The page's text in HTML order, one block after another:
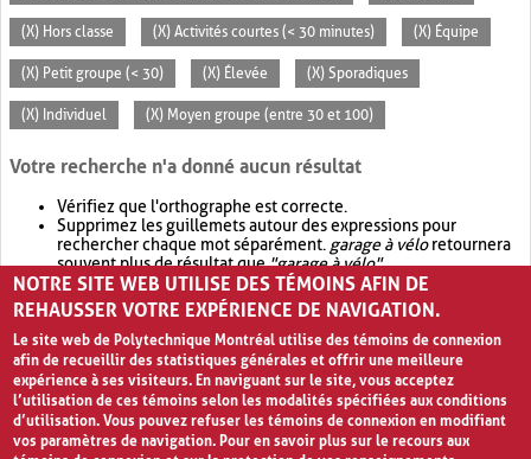
(X) Hors classe (X) Activités courtes (< 30 minutes) (X) Équipe
(X) Petit groupe (< 30) (X) Élevée (X) Sporadiques
(X) Individuel (X) Moyen groupe (entre 30 et 100)
Votre recherche n'a donné aucun résultat
Vérifiez que l'orthographe est correcte.
Supprimez les guillemets autour des expressions pour
rechercher chaque mot séparément. garage à véloretournera
souvent plus de résultat que"garage à vélo".
Envisagez d'élargir votre recherche avec OR.garage OR vélo
retournera souvent plus de résultat quegarage à vélo
NOTRE SITE WEB UTILISE DES TÉMOINS AFIN DE
REHAUSSER VOTRE EXPÉRIENCE DE NAVIGATION.
Le site web de Polytechnique Montréal utilise des témoins de connexion
afin de recueillir des statistiques générales et offrir une meilleure
expérience à ses visiteurs. En naviguant sur le site, vous acceptez
l’utilisation de ces témoins selon les modalités spécifiées aux conditions
d’utilisation. Vous pouvez refuser les témoins de connexion en modifiant
vos paramètres de navigation. Pour en savoir plus sur le recours aux